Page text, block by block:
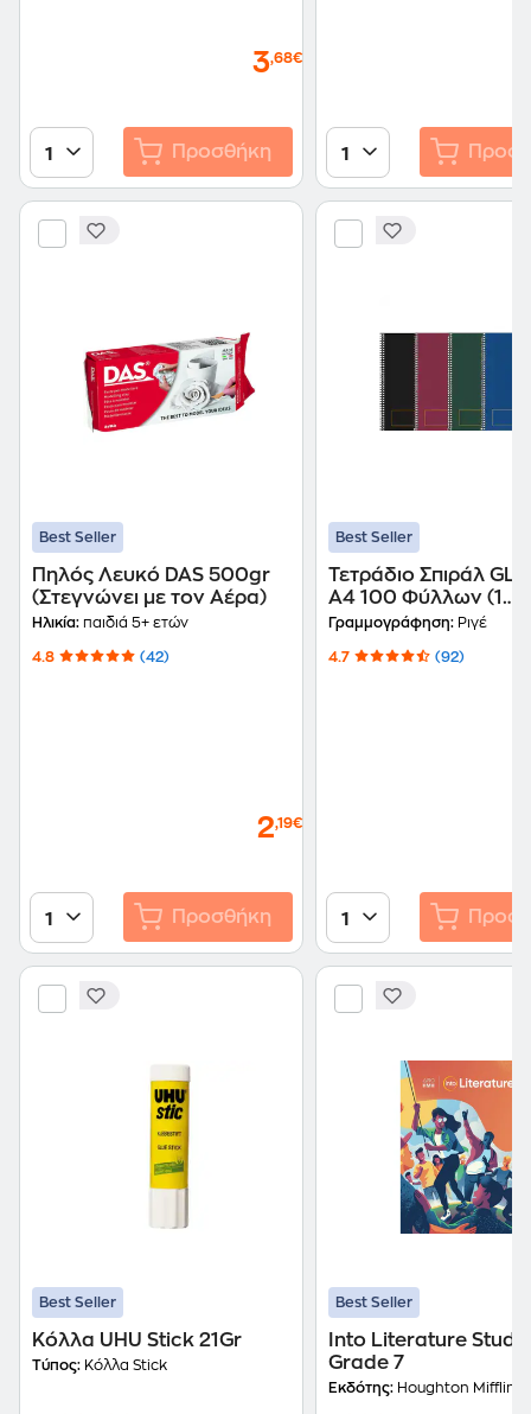
3,68€
1 Προσθήκη 1
Best Seller
Πηλός Λευκό DAS 500gr
(Στεγνώνει με τον Αέρα)
Ηλικία: παιδιά 5+ ετών
4.8 (42)
2,19€
1 Προσθήκη
Best Seller
Τετράδιο Σπιράλ
A4 100 Φύλλων (1
Τεμάχιο)
Γραμμογράφηση: Ριγέ
4.7 (92)
1
Best Seller
Κόλλα UHU Stick 21Gr
Τύπος: Κόλλα Stick
Best Seller
Into Literature
Grade 7
Εκδότης: Houghton Mifflin